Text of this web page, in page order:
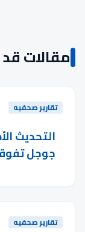
مقالات
تقارير صحفيه
جوجل
تقارير صحفيه